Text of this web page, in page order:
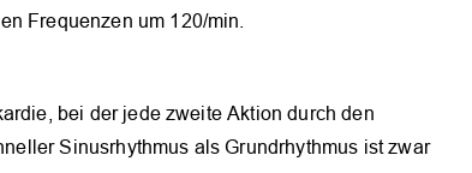
Frequenzen um 120/min.
bei der jede zweite Aktion durch den
Sinusrhythmus als Grundrhythmus ist zwar